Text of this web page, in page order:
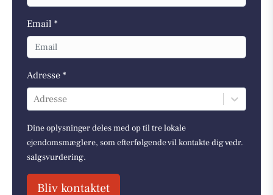
Email *
Adresse *
Adresse
Dine oplysninger deles med op til tre lokale
ejendomsmæglere, som efterfølgende vil kontakte dig vedr.
salgsvurdering.
Bliv kontaktet